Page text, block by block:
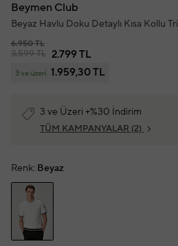
Beymen Club
Beyaz Havlu Doku Detaylı Kısa Kollu
6.950 TL
3.599 TL 2.799 TL
3 ve üzeri 1.959,30 TL
3 ve Üzeri +%30 İndirim
TÜM KAMPANYALAR (2)
Renk: Beyaz